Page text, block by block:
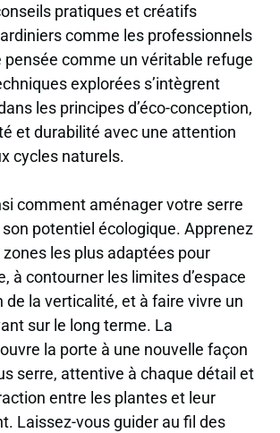
pratiques et créatifs
comme les professionnels
pensée comme un véritable refuge
explorées s’intègrent
les principes d’éco-conception,
et durabilité avec une attention
cycles naturels.
comment aménager votre serre
potentiel écologique. Apprenez
les plus adaptées pour
à contourner les limites d’espace
de la verticalité, et à faire vivre un
sur le long terme. La
la porte à une nouvelle façon
serre, attentive à chaque détail et
entre les plantes et leur
Laissez-vous guider au fil des